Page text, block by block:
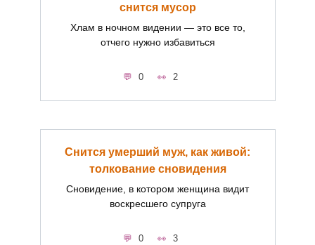
снится мусор
Хлам в ночном видении — это все то,
отчего нужно избавиться
0 2
Снится умерший муж, как живой:
толкование сновидения
Сновидение, в котором женщина видит
воскресшего супруга
0 3